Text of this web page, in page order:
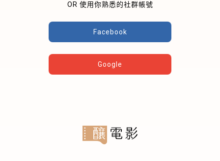
OR 使用你熟悉的社群帳號
Facebook
Google